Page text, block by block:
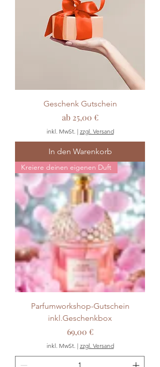
Geschenk Gutschein
ab 25,00 €
Sale-Preis
inkl. MwSt. | zzgl. Versand
In den Warenkorb
Kreiere deinen eigenen Duft
Parfumworkshop-Gutschein
inkl.Geschenkbox
Preis
69,00 €
inkl. MwSt. | zzgl. Versand